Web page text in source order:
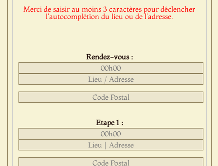
Merci de saisir au moins 3 caractères pour déclencher
l'autocomplétion du lieu ou de l'adresse.
Rendez-vous :
Etape 1 :